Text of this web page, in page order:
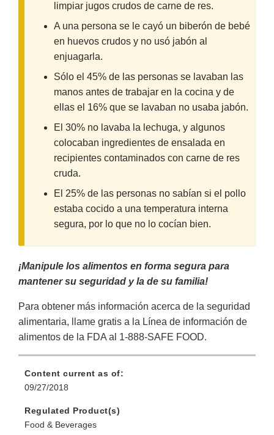
limpiar jugos crudos de carne de res.
A una persona se le cayó un biberón de bebé
en huevos crudos y no usó jabón al
enjuagarla.
Sólo el 45% de las personas se lavaban las
manos antes de trabajar en la cocina y de
ellas el 16% que se lavaban no usaba jabón.
El 30% no lavaba la lechuga, y algunos
colocaban ingredientes de ensalada en
recipientes contaminados con carne de res
cruda.
El 25% de las personas no sabían si el pollo
estaba cocido a una temperatura interna
segura, por lo que no lo cocían bien.
¡Manipule los alimentos en forma segura para
mantener su seguridad y la de su familia!
Para obtener más información acerca de la seguridad
alimentaria, llame gratis a la Línea de información de
alimentos de la FDA al 1-888-SAFE FOOD.
Content current as of:
09/27/2018
Regulated Product(s)
Food & Beverages